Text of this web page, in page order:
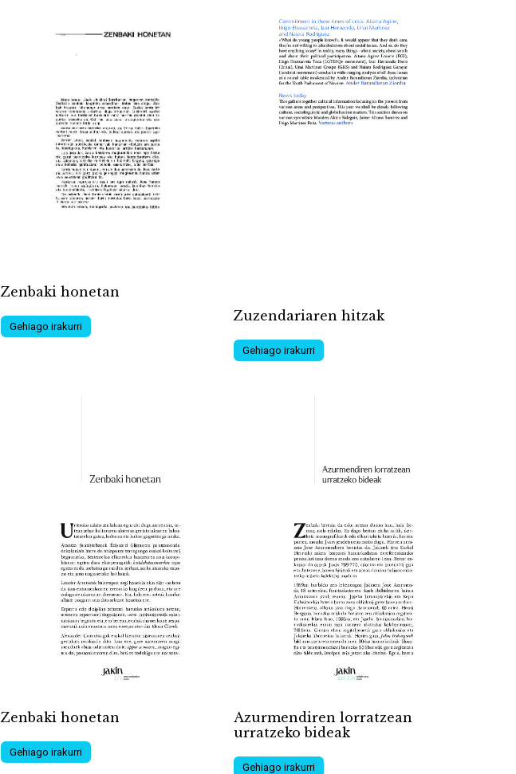
Zenbaki honetan
Gehiago irakurri
Zuzendariaren hitzak
Gehiago irakurri
Zenbaki honetan
Gehiago irakurri
Azurmendiren lorratzean
urratzeko bideak
Gehiago irakurri